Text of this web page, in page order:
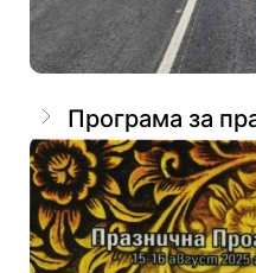
Програма за